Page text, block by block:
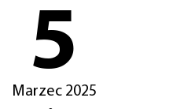
5
Marzec 2025